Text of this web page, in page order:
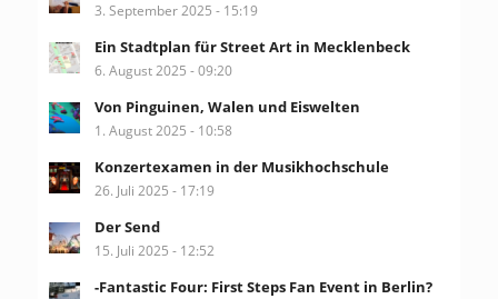
3. September 2025 - 15:19
Ein Stadtplan für Street Art in Mecklenbeck
6. August 2025 - 09:20
Von Pinguinen, Walen und Eiswelten
1. August 2025 - 10:58
Konzertexamen in der Musikhochschule
26. Juli 2025 - 17:19
Der Send
15. Juli 2025 - 12:52
-Fantastic Four: First Steps Fan Event in Berlin?